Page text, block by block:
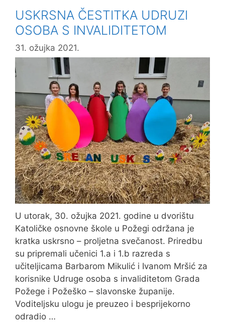
učenicima
u
Petrinji
USKRSNA ČESTITKA UDRUZI
OSOBA S INVALIDITETOM
31. ožujka 2021.
U utorak, 30. ožujka 2021. godine u dvorištu
Katoličke osnovne škole u Požegi održana je
kratka uskrsno – proljetna svečanost. Priredbu
su pripremali učenici 1.a i 1.b razreda s
učiteljicama Barbarom Mikulić i Ivanom Mršić za
korisnike Udruge osoba s invaliditetom Grada
Požege i Požeško – slavonske županije.
Voditeljsku ulogu je preuzeo i besprijekorno
odradio …